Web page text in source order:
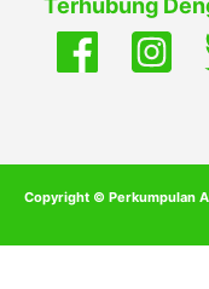
Terhubung
Copyright © Perkumpulan